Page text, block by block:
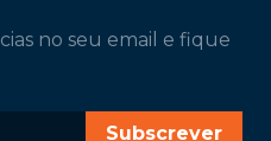
no seu email e fique
Subscrever